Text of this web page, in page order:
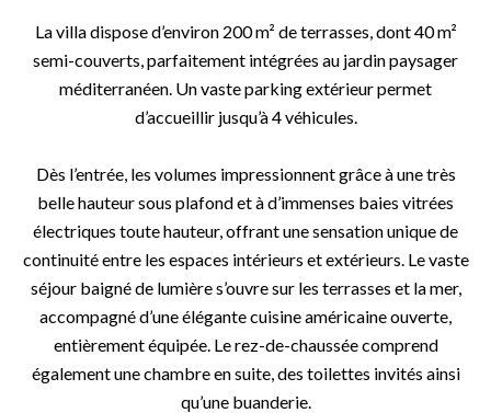
La villa dispose d’environ 200 m² de terrasses, dont 40 m²
semi-couverts, parfaitement intégrées au jardin paysager
méditerranéen. Un vaste parking extérieur permet
d’accueillir jusqu’à 4 véhicules.
Dès l’entrée, les volumes impressionnent grâce à une très
belle hauteur sous plafond et à d’immenses baies vitrées
électriques toute hauteur, offrant une sensation unique de
continuité entre les espaces intérieurs et extérieurs. Le vaste
séjour baigné de lumière s’ouvre sur les terrasses et la mer,
accompagné d’une élégante cuisine américaine ouverte,
entièrement équipée. Le rez-de-chaussée comprend
également une chambre en suite, des toilettes invités ainsi
qu’une buanderie.